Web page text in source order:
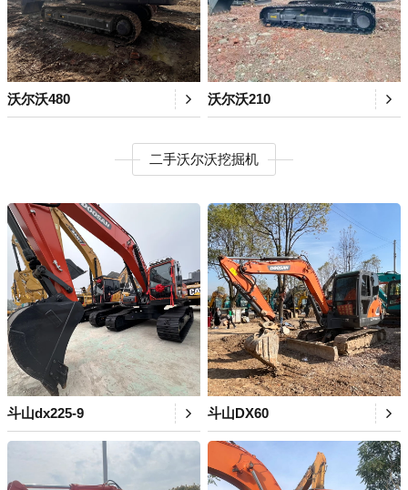
沃尔沃480 沃尔沃210
二手沃尔沃挖掘机
斗山dx225-9 斗山DX60